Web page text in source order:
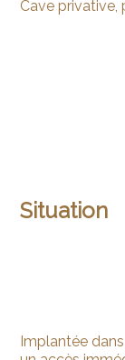
Cave privative,
Situation
Implantée